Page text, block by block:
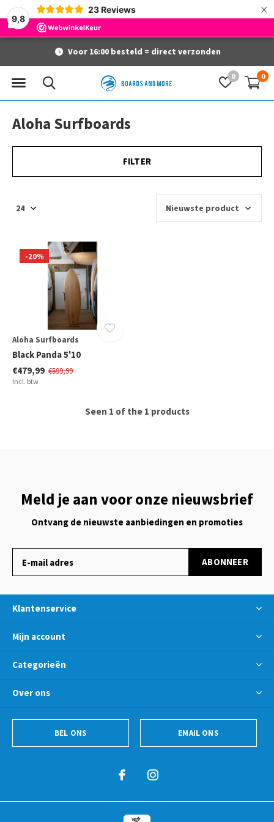
9,8
23 Reviews ×
0 0
Voor 16:00 besteld = direct verzonden
Aloha Surfboards
FILTER
-20%
Aloha Surfboards
Black Panda 5'10
€479,99 €599,99
Incl. btw
Seen 1 of the 1 products
Meld je aan voor onze nieuwsbrief
Ontvang de nieuwste aanbiedingen en promoties
ABONNEER
Klantenservice
Mijn account
Categorieën
Over ons
BEL ONS EMAIL ONS